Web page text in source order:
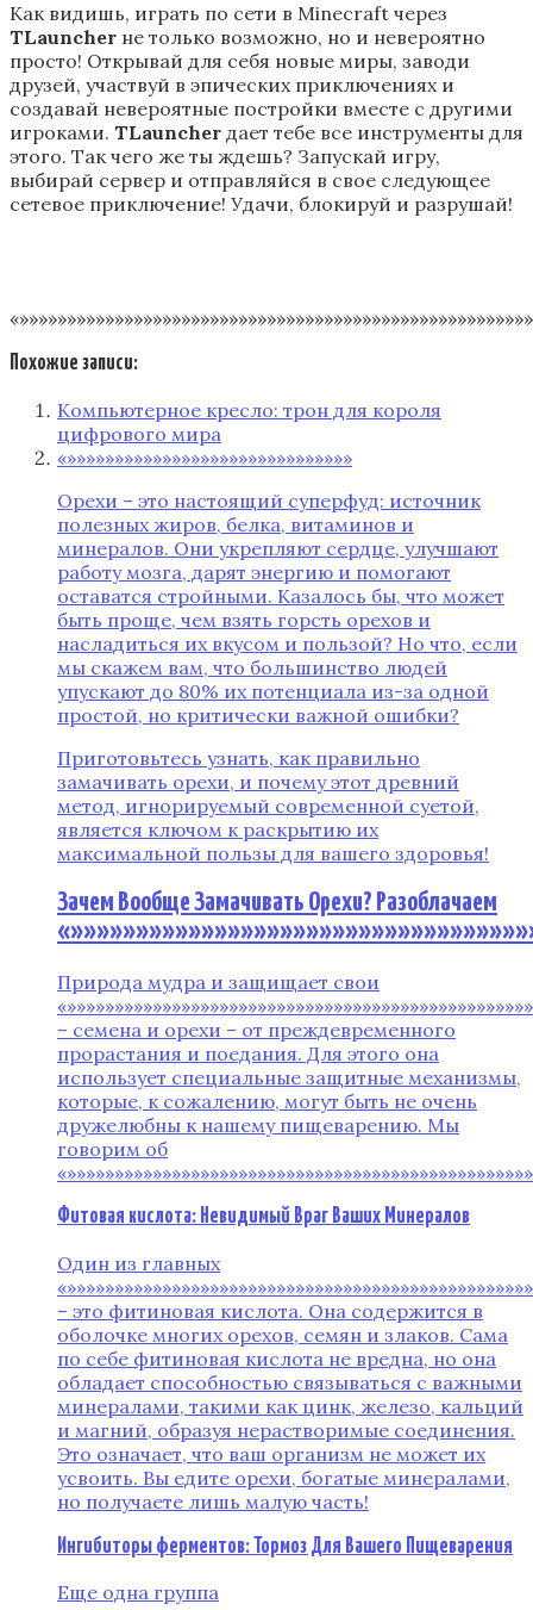
Как видишь, играть по сети в Minecraft через
TLauncher не только возможно, но и невероятно
просто! Открывай для себя новые миры, заводи
друзей, участвуй в эпических приключениях и
создавай невероятные постройки вместе с другими
игроками. TLauncher дает тебе все инструменты для
этого. Так чего же ты ждешь? Запускай игру,
выбирай сервер и отправляйся в свое следующее
сетевое приключение! Удачи, блокируй и разрушай!
Похожие записи:
Компьютерное кресло: трон для короля
цифрового мира
«»»»»»»»»»»»»»»»»»»»»»»»»»»»»»»
Орехи – это настоящий суперфуд: источник
полезных жиров, белка, витаминов и
минералов. Они укрепляют сердце, улучшают
работу мозга, дарят энергию и помогают
оставатся стройными. Казалось бы, что может
быть проще, чем взять горсть орехов и
насладиться их вкусом и пользой? Но что, если
мы скажем вам, что большинство людей
упускают до 80% их потенциала из-за одной
простой, но критически важной ошибки?
Приготовьтесь узнать, как правильно
замачивать орехи, и почему этот древний
метод, игнорируемый современной суетой,
является ключом к раскрытию их
максимальной пользы для вашего здоровья!
Зачем Вообще Замачивать Орехи? Разоблачаем
Природа мудра и защищает свои
– семена и орехи – от преждевременного
прорастания и поедания. Для этого она
использует специальные защитные механизмы,
которые, к сожалению, могут быть не очень
дружелюбны к нашему пищеварению. Мы
говорим об
Фитовая кислота: Невидимый Враг Ваших Минералов
Один из главных
– это фитиновая кислота. Она содержится в
оболочке многих орехов, семян и злаков. Сама
по себе фитиновая кислота не вредна, но она
обладает способностью связываться с важными
минералами, такими как цинк, железо, кальций
и магний, образуя нерастворимые соединения.
Это означает, что ваш организм не может их
усвоить. Вы едите орехи, богатые минералами,
но получаете лишь малую часть!
Ингибиторы ферментов: Тормоз Для Вашего Пищеварения
Еще одна группа